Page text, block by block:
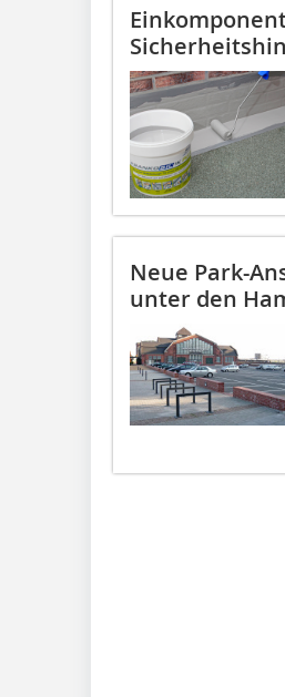
Neue Park-
unter den